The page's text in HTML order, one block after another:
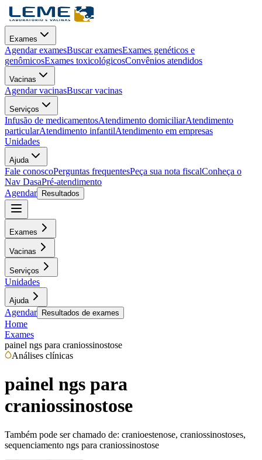
Exames
Agendar examesBuscar examesExames genéticos e
genômicosExames toxicológicosConvênios atendidos
Vacinas
Agendar vacinasBuscar vacinas
Serviços
Infusão de medicamentosAtendimento domiciliarAtendimento
particularAtendimento infantilAtendimento em empresas
Unidades
Ajuda
Fale conoscoPerguntas frequentesPeça sua nota fiscalConheça o
Nav DasaPré-atendimento
Agendar
Resultados
Exames
Vacinas
Serviços
Unidades
Ajuda
Agendar Resultados de exames
Home
Exames
painel ngs para craniossinostose
Análises clínicas
painel ngs para
craniossinostose
Também pode ser chamado de: cranioestenose, craniossinostoses,
sequenciamento ngs para craniossinostose